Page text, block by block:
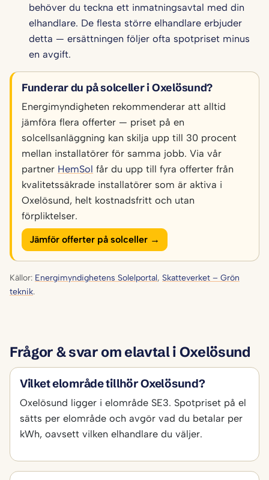
behöver du teckna ett inmatningsavtal med din
elhandlare. De flesta större elhandlare erbjuder
detta — ersättningen följer ofta spotpriset minus
en avgift.
Funderar du på solceller i Oxelösund?
Energimyndigheten rekommenderar att alltid
jämföra flera offerter — priset på en
solcellsanläggning kan skilja upp till 30 procent
mellan installatörer för samma jobb. Via vår
partner HemSol får du upp till fyra offerter från
kvalitetssäkrade installatörer som är aktiva i
Oxelösund, helt kostnadsfritt och utan
förpliktelser.
Jämför offerter på solceller →
Källor: Energimyndighetens Solelportal, Skatteverket – Grön
teknik.
Frågor & svar om elavtal i Oxelösund
Vilket elområde tillhör Oxelösund?
Oxelösund ligger i elområde SE3. Spotpriset på el
sätts per elområde och avgör vad du betalar per
kWh, oavsett vilken elhandlare du väljer.